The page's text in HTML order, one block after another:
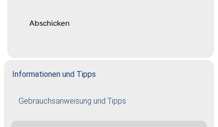
Informationen und Tipps
Gebrauchsanweisung und Tipps